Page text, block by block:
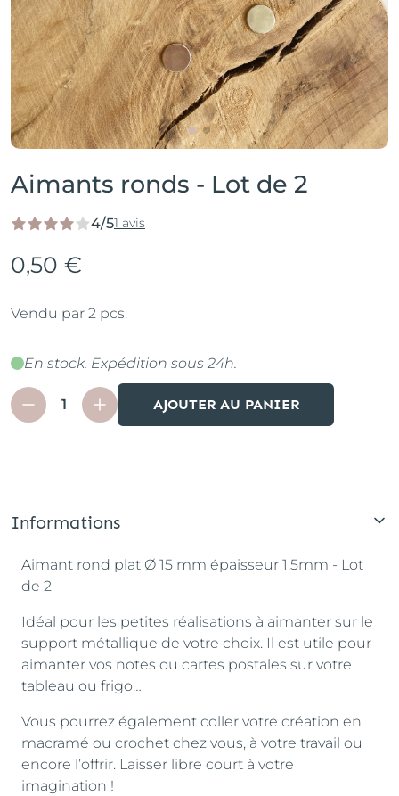
Aimants ronds - Lot de 2
4/51 avis
0,50 €
Vendu par 2 pcs.
En stock. Expédition sous 24h.
AJOUTER AU PANIER
Informations
Aimant rond plat Ø 15 mm épaisseur 1,5mm - Lot
de 2
Idéal pour les petites réalisations à aimanter sur le
support métallique de votre choix. Il est utile pour
aimanter vos notes ou cartes postales sur votre
tableau ou frigo…
Vous pourrez également coller votre création en
macramé ou crochet chez vous, à votre travail ou
encore l’offrir. Laisser libre court à votre
imagination !